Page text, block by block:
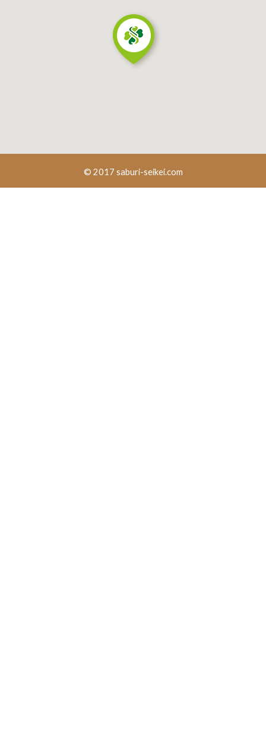
© 2017 saburi-seikei.com